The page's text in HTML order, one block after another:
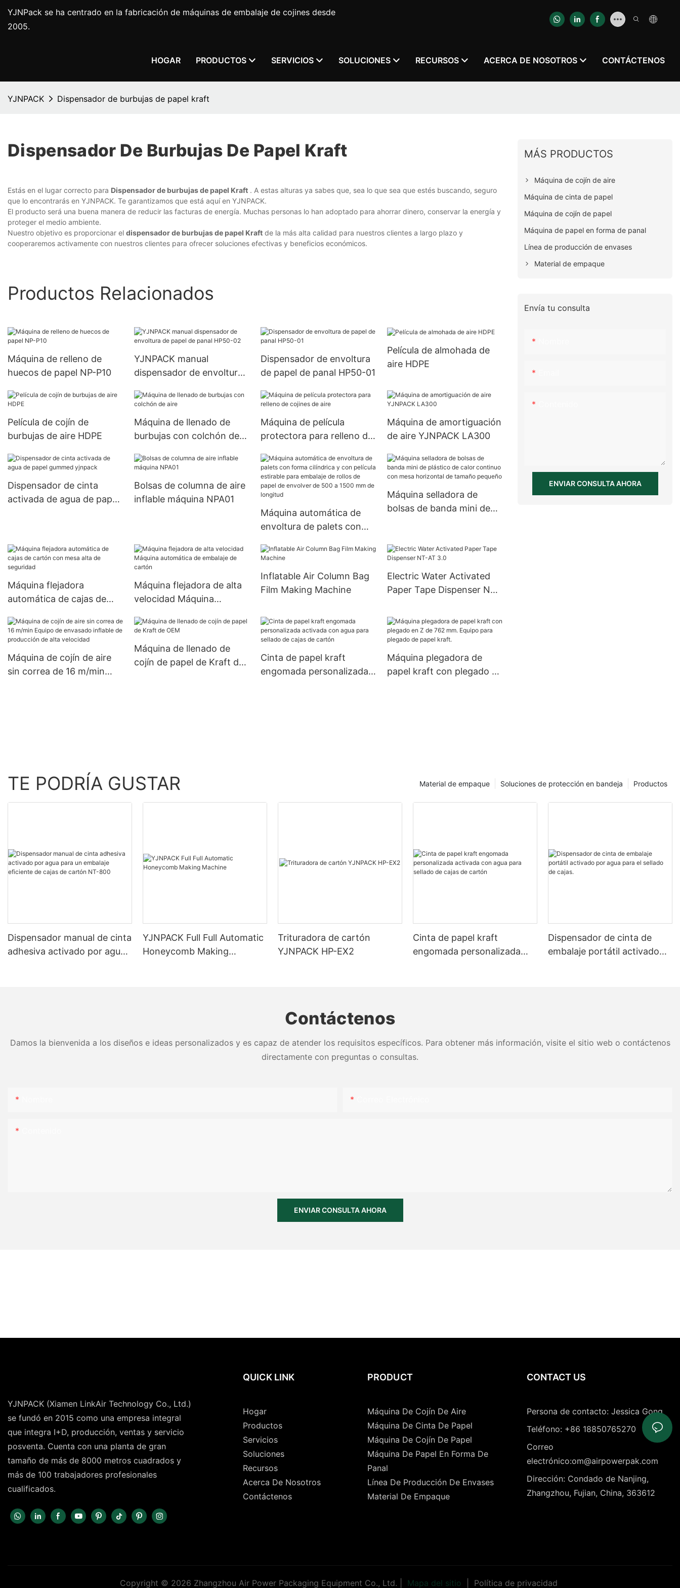
YJNPack se ha centrado en la fabricación de máquinas de embalaje de cojines desde
2005.
HOGAR PRODUCTOS SERVICIOS SOLUCIONES RECURSOS ACERCA DE NOSOTROS CONTÁCTENOS
YJNPACK Dispensador de burbujas de papel kraft
Dispensador De Burbujas De Papel Kraft
Estás en el lugar correcto para Dispensador de burbujas de papel Kraft . A estas alturas ya sabes que, sea lo que sea que estés buscando, seguro
que lo encontrarás en YJNPACK. Te garantizamos que está aquí en YJNPACK.
El producto será una buena manera de reducir las facturas de energía. Muchas personas lo han adoptado para ahorrar dinero, conservar la energía y
proteger el medio ambiente.
Nuestro objetivo es proporcionar el dispensador de burbujas de papel Kraft de la más alta calidad para nuestros clientes a largo plazo y
cooperaremos activamente con nuestros clientes para ofrecer soluciones efectivas y beneficios económicos.
Productos Relacionados
Máquina de relleno de
huecos de papel NP-P10
YJNPACK manual
dispensador de envoltura
02
Dispensador de envoltura
de papel de panal HP50-01
Película de almohada de
aire HDPE
Película de cojín de
burbujas de aire HDPE
Máquina de llenado de
burbujas con colchón de
Máquina de película
protectora para relleno de
Máquina de amortiguación
de aire YJNPACK LA300
Dispensador de cinta
activada de agua de papel
Bolsas de columna de aire
inflable máquina NPA01
Máquina automática de
envoltura de palets con
película estirable para
papel de envolver de 500
a 1500 mm de longitud
Máquina selladora de
bolsas de banda mini de
tamaño pequeño
Máquina flejadora
automática de cajas de
seguridad
Máquina flejadora de alta
velocidad Máquina
cartón
Inflatable Air Column Bag
Film Making Machine
Electric Water Activated
Paper Tape Dispenser NT-
Máquina de cojín de aire
sin correa de 16 m/min
Máquina de llenado de
cojín de papel de Kraft de
Cinta de papel kraft
engomada personalizada
Máquina plegadora de
papel kraft con plegado en
MÁS PRODUCTOS
Máquina de cojín de aire
Máquina de cinta de papel
Máquina de cojín de papel
Máquina de papel en forma de panal
Línea de producción de envases
Material de empaque
Envía tu consulta
ENVIAR CONSULTA AHORA
TE PODRÍA GUSTAR Productos
Soluciones de protección en bandeja
Material de empaque
Dispensador manual de cinta
adhesiva activado por agua
YJNPACK Full Full Automatic
Honeycomb Making
Trituradora de cartón
YJNPACK HP-EX2
Cinta de papel kraft
engomada personalizada
Dispensador de cinta de
embalaje portátil activado
Contáctenos
Damos la bienvenida a los diseños e ideas personalizados y es capaz de atender los requisitos específicos. Para obtener más información, visite el sitio web o contáctenos
directamente con preguntas o consultas.
ENVIAR CONSULTA AHORA
YJNPACK (Xiamen LinkAir Technology Co., Ltd.)
se fundó en 2015 como una empresa integral
que integra I+D, producción, ventas y servicio
posventa. Cuenta con una planta de gran
tamaño de más de 8000 metros cuadrados y
más de 100 trabajadores profesionales
cualificados.
QUICK LINK
Hogar
Productos
Servicios
Soluciones
Recursos
Acerca De Nosotros
Contáctenos
PRODUCT
Máquina De Cojín De Aire
Máquina De Cinta De Papel
Máquina De Cojín De Papel
Máquina De Papel En Forma De
Panal
Línea De Producción De Envases
Material De Empaque
CONTACT US
Persona de contacto: Jessica Gong
Teléfono: +86 18850765270
Correo
electrónico:om@airpowerpak.com
Dirección: Condado de Nanjing,
Zhangzhou, Fujian, China, 363612
Copyright © 2026 Zhangzhou Air Power Packaging Equipment Co., Ltd. | Mapa del sitio Política de privacidad